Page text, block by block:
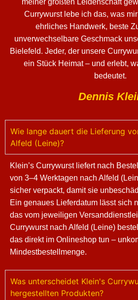
Currywurst lebe ich das, was
ehrliches Handwerk, beste
unverwechselbare Geschmack
Bielefeld. Jeder, der unsere
ein Stück Heimat – und erlebt,
bedeutet.
Dennis
Wie lange dauert die Lieferung
Alfeld (Leine)?
Klein’s Currywurst liefert nach
von 3–4 Werktagen nach Alfeld
sicher verpackt, damit sie
Ein genaues Lieferdatum lässt sich
das vom jeweiligen
Currywurst nach Alfeld (Leine)
das direkt im Onlineshop tun –
Mindestbestellmenge.
Was unterscheidet Klein's
hergestellten Produkten?